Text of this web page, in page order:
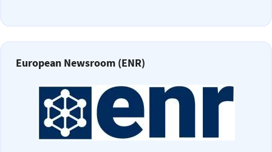
European Newsroom (ENR)